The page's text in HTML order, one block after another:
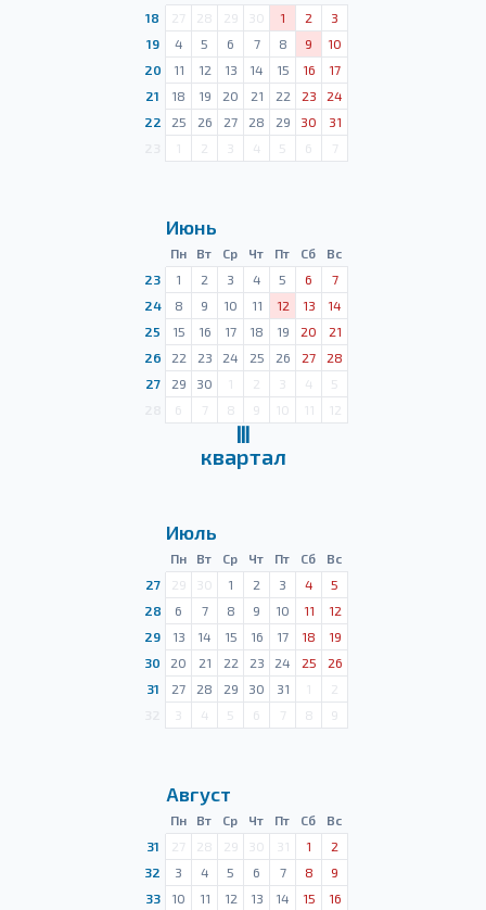
18
27 28 29 30 1 2
3
19
4 5 6 7 8 9
10
20
11 12 13 14 15 16
17
21
18 19 20 21 22 23
24
22
25 26 27 28 29 30
31
1 2 3 4 5 6 7
Июнь
Пн Вт Ср Чт Пт Сб
Вс
23
1 2 3 4 5 6
7
24
8 9 10 11 12 13
14
25
15 16 17 18 19 20
21
26
22 23 24 25 26 27
28
27
29 30 1 2 3 4
5
6 7 8 9 10 11 12
Ⅲ
квартал
Июль
Пн Вт Ср Чт Пт Сб
Вс
27
29 30 1 2 3 4
5
28
6 7 8 9 10 11
12
29
13 14 15 16 17 18
19
30
20 21 22 23 24 25
26
31
27 28 29 30 31 1
2
3 4 5 6 7 8 9
Август
Пн Вт Ср Чт Пт Сб
Вс
31
27 28 29 30 31 1
2
32
3 4 5 6 7 8
9
33
10 11 12 13 14 15
16